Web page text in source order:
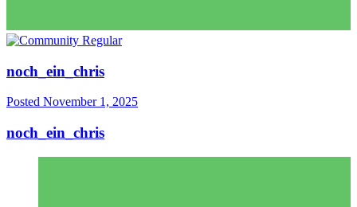
noch_ein_chris
Posted November 1, 2025
noch_ein_chris